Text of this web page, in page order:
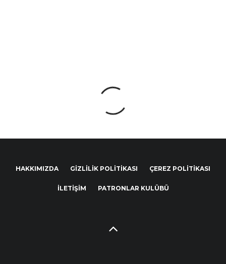
HAKKIMIZDA GIZLILIK POLITIKASI ÇEREZ POLITIKASI
İLETIŞIM PATRONLAR KULÜBÜ